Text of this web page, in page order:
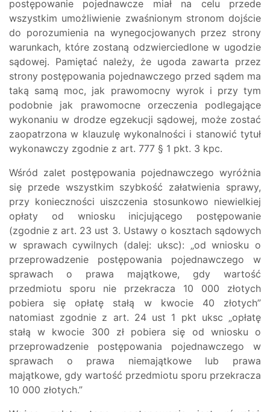
postępowanie pojednawcze miał na celu przede
wszystkim umożliwienie zwaśnionym stronom dojście
do porozumienia na wynegocjowanych przez strony
warunkach, które zostaną odzwierciedlone w ugodzie
sądowej. Pamiętać należy, że ugoda zawarta przez
strony postępowania pojednawczego przed sądem ma
taką samą moc, jak prawomocny wyrok i przy tym
podobnie jak prawomocne orzeczenia podlegające
wykonaniu w drodze egzekucji sądowej, może zostać
zaopatrzona w klauzulę wykonalności i stanowić tytuł
wykonawczy zgodnie z art. 777 § 1 pkt. 3 kpc.
Wśród zalet postępowania pojednawczego wyróżnia
się przede wszystkim szybkość załatwienia sprawy,
przy konieczności uiszczenia stosunkowo niewielkiej
opłaty od wniosku inicjującego postępowanie
(zgodnie z art. 23 ust 3. Ustawy o kosztach sądowych
w sprawach cywilnych (dalej: uksc): „od wniosku o
przeprowadzenie postępowania pojednawczego w
sprawach o prawa majątkowe, gdy wartość
przedmiotu sporu nie przekracza 10 000 złotych
pobiera się opłatę stałą w kwocie 40 złotych”
natomiast zgodnie z art. 24 ust 1 pkt uksc „opłatę
stałą w kwocie 300 zł pobiera się od wniosku o
przeprowadzenie postępowania pojednawczego w
sprawach o prawa niemajątkowe lub prawa
majątkowe, gdy wartość przedmiotu sporu przekracza
10 000 złotych.”